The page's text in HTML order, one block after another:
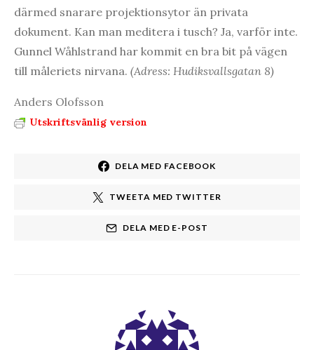
därmed snarare projektionsytor än privata
dokument. Kan man meditera i tusch? Ja, varför inte.
Gunnel Wåhlstrand har kommit en bra bit på vägen
till måleriets nirvana. (Adress: Hudiksvallsgatan 8)
Anders Olofsson
Utskriftsvänlig version
DELA MED FACEBOOK
TWEETA MED TWITTER
DELA MED E-POST